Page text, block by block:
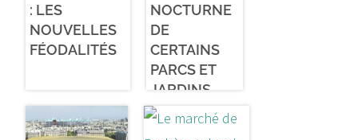
: LES
NOUVELLES
FÉODALITÉS
NOCTURNE
DE
CERTAINS
PARCS ET
JARDINS